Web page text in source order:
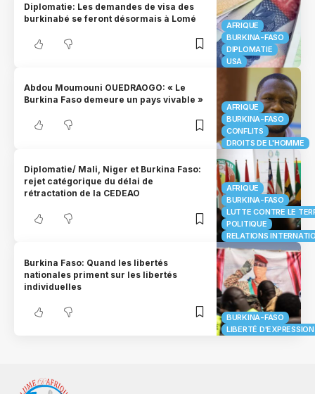
AFRIQUE
BURKINA-FASO
DIPLOMATIE
USA
Diplomatie: Les demandes de visa des
burkinabé se feront désormais à Lomé
AFRIQUE
BURKINA-FASO
CONFLITS
DROITS DE L'HOMME
Abdou Moumouni OUEDRAOGO: « Le
Burkina Faso demeure un pays vivable »
AFRIQUE
BURKINA-FASO
LUTTE CONTRE LE
POLITIQUE
RELATIONS
Diplomatie/ Mali, Niger et Burkina Faso:
rejet catégorique du délai de
rétractation de la CEDEAO
BURKINA-FASO
LIBERTÉ D'EXPRESSION
Burkina Faso: Quand les libertés
nationales priment sur les libertés
individuelles